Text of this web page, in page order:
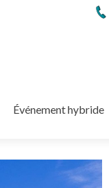
Événement hybride